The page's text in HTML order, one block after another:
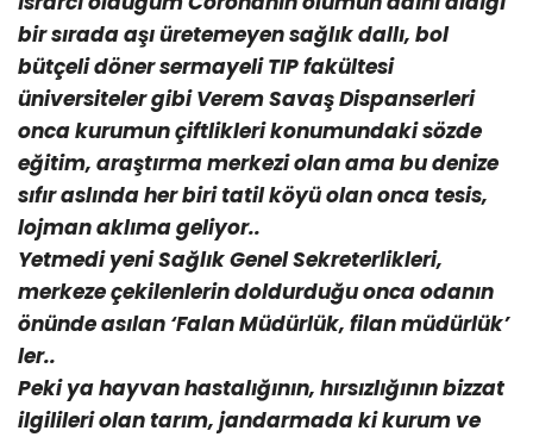
bir sırada aşı üretemeyen sağlık dallı, bol
bütçeli döner sermayeli TIP fakültesi
üniversiteler gibi Verem Savaş Dispanserleri
onca kurumun çiftlikleri konumundaki sözde
eğitim, araştırma merkezi olan ama bu denize
sıfır aslında her biri tatil köyü olan onca tesis,
lojman aklıma geliyor..
Yetmedi yeni Sağlık Genel Sekreterlikleri,
merkeze çekilenlerin doldurduğu onca odanın
önünde asılan ‘Falan Müdürlük, filan müdürlük’
ler..
Peki ya hayvan hastalığının, hırsızlığının bizzat
ilgilileri olan tarım, jandarmada ki kurum ve